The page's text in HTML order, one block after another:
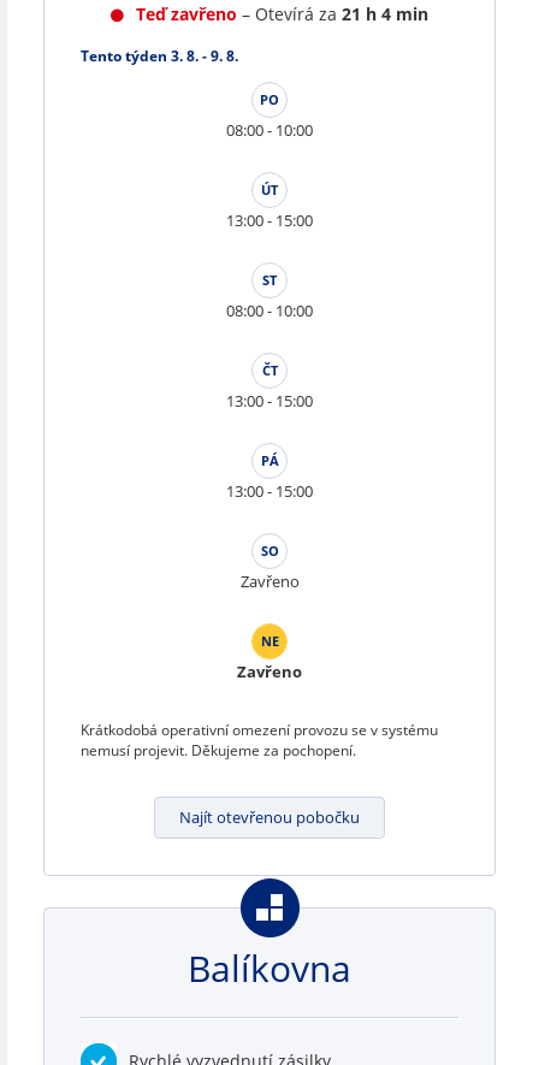
Teď zavřeno – Otevírá za 21 h 4 min
Tento týden 3. 8. - 9. 8.
PO
08:00 - 10:00
ÚT
13:00 - 15:00
ST
08:00 - 10:00
ČT
13:00 - 15:00
PÁ
13:00 - 15:00
SO
Zavřeno
NE
Zavřeno
Krátkodobá operativní omezení provozu se v systému
nemusí projevit. Děkujeme za pochopení.
Najít otevřenou pobočku
Balíkovna